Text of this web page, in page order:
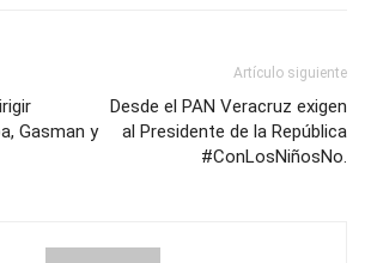
Gasman y
Artículo siguiente
Desde el PAN Veracruz exigen
al Presidente de la República
#ConLosNiñosNo.